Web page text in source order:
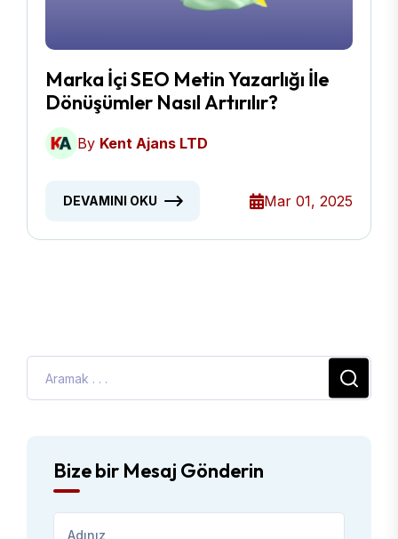
Marka İçi SEO Metin Yazarlığı İle
Dönüşümler Nasıl Artırılır?
By Kent Ajans LTD
DEVAMINI OKU Mar 01, 2025
Bize bir Mesaj Gönderin